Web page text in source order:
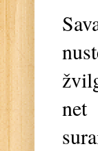
net